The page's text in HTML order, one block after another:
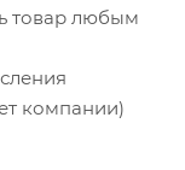
товар любым
компании)